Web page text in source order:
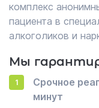
комплекс
пациента в
алкоголиков и
Мы
Срочное
минут